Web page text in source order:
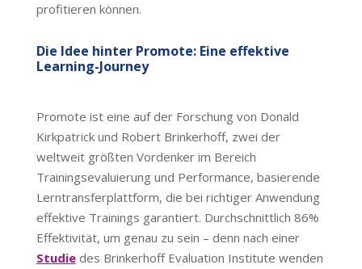
profitieren können.
Die Idee hinter Promote: Eine effektive
Learning-Journey
Promote ist eine auf der Forschung von Donald
Kirkpatrick und Robert Brinkerhoff, zwei der
weltweit größten Vordenker im Bereich
Trainingsevaluierung und Performance, basierende
Lerntransferplattform, die bei richtiger Anwendung
effektive Trainings garantiert. Durchschnittlich 86%
Effektivität, um genau zu sein – denn nach einer
Studiedes Brinkerhoff Evaluation Institute wenden